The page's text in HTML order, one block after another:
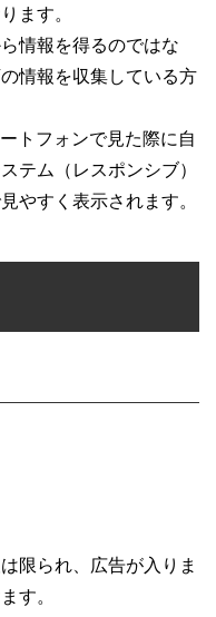
ます。
情報を得るのではな
情報を収集している方
トフォンで見た際に自
テム（レスポンシブ）
やすく表示されます。
限られ、広告が入りま
す。